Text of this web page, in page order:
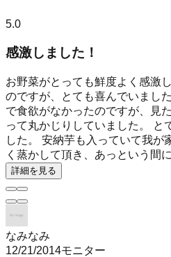
5.0
感激しました！
お野菜がとっても鮮度よく感激
のですが、とても喜んでいまし
で食欲がなかったのですが、見
って丸かじりしていました。 と
した。 安納芋も入っていて我が
く蒸かして頂き、あっという間
詳細を見る
なみなみ
12/21/2014モニター